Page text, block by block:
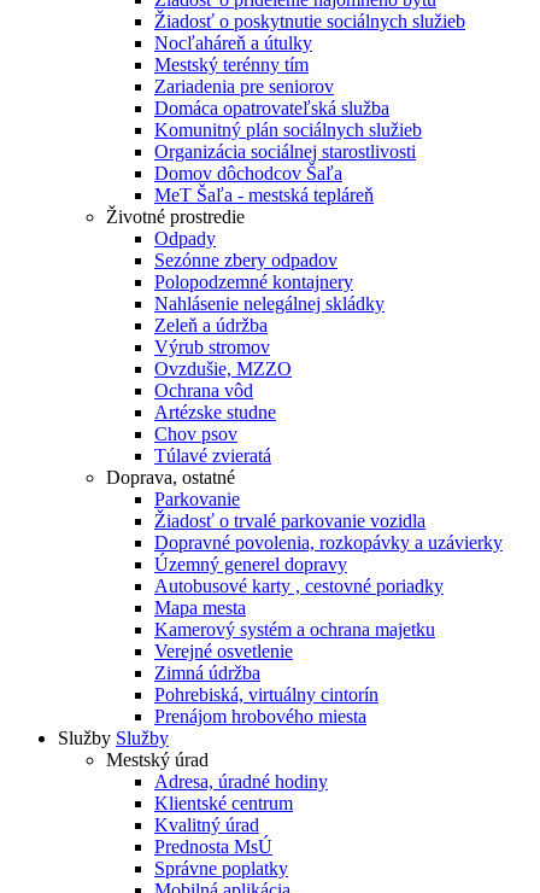
Žiadosť o poskytnutie sociálnych služieb
Nocľaháreň a útulky
Mestský terénny tím
Zariadenia pre seniorov
Domáca opatrovateľská služba
Komunitný plán sociálnych služieb
Organizácia sociálnej starostlivosti
Domov dôchodcov Šaľa
MeT Šaľa - mestská tepláreň
Životné prostredie
Odpady
Sezónne zbery odpadov
Polopodzemné kontajnery
Nahlásenie nelegálnej skládky
Zeleň a údržba
Výrub stromov
Ovzdušie, MZZO
Ochrana vôd
Artézske studne
Chov psov
Túlavé zvieratá
Doprava, ostatné
Parkovanie
Žiadosť o trvalé parkovanie vozidla
Dopravné povolenia, rozkopávky a uzávierky
Územný generel dopravy
Autobusové karty , cestovné poriadky
Mapa mesta
Kamerový systém a ochrana majetku
Verejné osvetlenie
Zimná údržba
Pohrebiská, virtuálny cintorín
Prenájom hrobového miesta
Služby Služby
Mestský úrad
Adresa, úradné hodiny
Klientské centrum
Kvalitný úrad
Prednosta MsÚ
Správne poplatky